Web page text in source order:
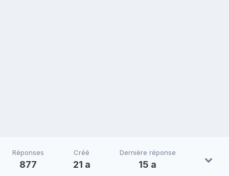
Réponses
877
Créé
21 a
Dernière réponse
15 a